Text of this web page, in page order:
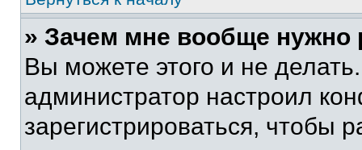
» Зачем мне вообще нужно
Вы можете этого и не
администратор настроил
зарегистрироваться, чтобы